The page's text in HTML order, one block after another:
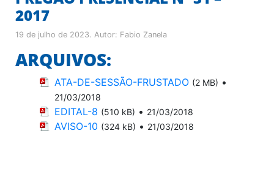
2017
19 de julho de 2023. Autor: Fabio Zanela
ARQUIVOS:
ATA-DE-SESSÃO-FRUSTADO (2 MB) •
21/03/2018
EDITAL-8 (510 kB) • 21/03/2018
AVISO-10 (324 kB) • 21/03/2018